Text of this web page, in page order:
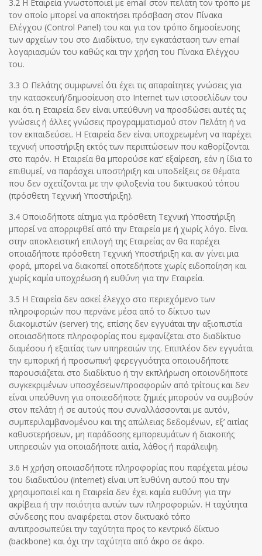
3.2 Η Εταιρεία γνωστοποιεί με email στον πελάτη τον τρόπο με
τον οποίο μπορεί να αποκτήσει πρόσβαση στον Πίνακα
Ελέγχου (Control Panel) του και για τον τρόπο δημοσίευσης
των αρχείων του στο Διαδίκτυο, την εγκατάσταση των email
λογαριασμών του καθώς και την χρήση του Πίνακα Ελέγχου
του.
3.3 Ο Πελάτης συμφωνεί ότι έχει τις απαραίτητες γνώσεις για
την κατασκευή/δημοσίευση στο Internet των ιστοσελίδων του
και ότι η Εταιρεία δεν είναι υπεύθυνη να προσδώσει αυτές τις
γνώσεις ή άλλες γνώσεις προγραμματισμού στον Πελάτη ή να
τον εκπαιδεύσει. Η Εταιρεία δεν είναι υποχρεωμένη να παρέχει
τεχνική υποστήριξη εκτός των περιπτώσεων που καθορίζονται
στο παρόν. Η Εταιρεία θα μπορούσε κατ’ εξαίρεση, εάν η ίδια το
επιθυμεί, να παράσχει υποστήριξη και υποδείξεις σε θέματα
που δεν σχετίζονται με την φιλοξενία του δικτυακού τόπου
(πρόσθετη Τεχνική Υποστήριξη).
3.4 Οποιοδήποτε αίτημα για πρόσθετη Τεχνική Υποστήριξη
μπορεί να απορριφθεί από την Εταιρεία με ή χωρίς λόγο. Είναι
στην αποκλειστική επιλογή της Εταιρείας αν θα παρέχει
οποιαδήποτε πρόσθετη Τεχνική Υποστήριξη και αν γίνει μια
φορά, μπορεί να διακοπεί οποτεδήποτε χωρίς ειδοποίηση και
χωρίς καμία υποχρέωση ή ευθύνη για την Εταιρεία.
3.5 Η Εταιρεία δεν ασκεί έλεγχο στο περιεχόμενο των
πληροφοριών που περνάνε μέσα από το δίκτυο των
διακομιστών (server) της, επίσης δεν εγγυάται την αξιοπιστία
οποιασδήποτε πληροφορίας που εμφανίζεται στο διαδίκτυο
διαμέσου ή εξαιτίας των υπηρεσιών της. Επιπλέον δεν εγγυάται
την εμπορική ή προσωπική φερεγγυότητα οποιουδήποτε
παρουσιάζεται στο διαδίκτυο ή την εκπλήρωση οποιονδήποτε
συγκεκριμένων υποσχέσεων/προσφορών από τρίτους και δεν
είναι υπεύθυνη για οποιεσδήποτε ζημιές μπορούν να συμβούν
στον πελάτη ή σε αυτούς που συναλλάσσονται με αυτόν,
συμπεριλαμβανομένου και της απώλειας δεδομένων, εξ’ αιτίας
καθυστερήσεων, μη παράδοσης εμπορευμάτων ή διακοπής
υπηρεσιών για οποιαδήποτε αιτία, λάθος ή παράλειψη.
3.6 Η χρήση οποιασδήποτε πληροφορίας που παρέχεται μέσω
του διαδικτύου (internet) είναι υπ΄ ευθύνη αυτού που την
χρησιμοποιεί και η Εταιρεία δεν έχει καμία ευθύνη για την
ακρίβεια ή την ποιότητα αυτών των πληροφοριών. Η ταχύτητα
σύνδεσης που αναφέρεται στον δικτυακό τόπο
αντιπροσωπεύει την ταχύτητα προς το κεντρικό δίκτυο
(backbone) και όχι την ταχύτητα από άκρο σε άκρο.